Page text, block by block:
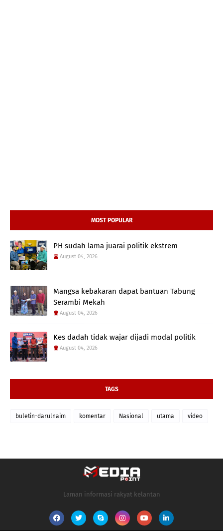
MOST POPULAR
PH sudah lama juarai politik ekstrem
August 04, 2026
Mangsa kebakaran dapat bantuan Tabung
Serambi Mekah
August 04, 2026
Kes dadah tidak wajar dijadi modal politik
August 04, 2026
TAGS
buletin-darulnaim komentar Nasional utama video
Laman informasi rakyat kelantan